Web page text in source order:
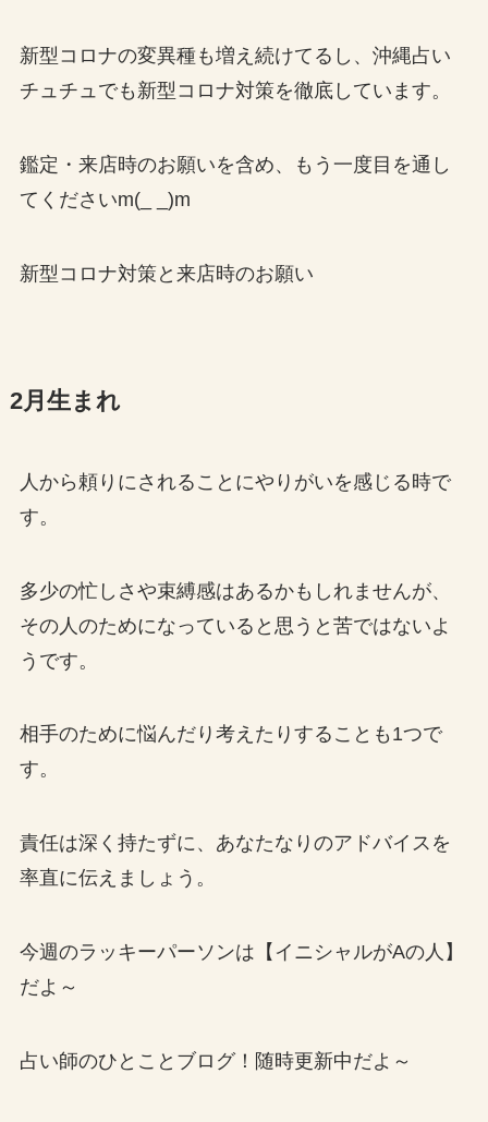
新型コロナの変異種も増え続けてるし、沖縄占い
チュチュでも新型コロナ対策を徹底しています。
鑑定・来店時のお願いを含め、もう一度目を通し
てくださいm(_ _)m
新型コロナ対策と来店時のお願い
2月生まれ
人から頼りにされることにやりがいを感じる時で
す。
多少の忙しさや束縛感はあるかもしれませんが、
その人のためになっていると思うと苦ではないよ
うです。
相手のために悩んだり考えたりすることも1つで
す。
責任は深く持たずに、あなたなりのアドバイスを
率直に伝えましょう。
今週のラッキーパーソンは【イニシャルがAの人】
だよ～
占い師のひとことブログ！随時更新中だよ～